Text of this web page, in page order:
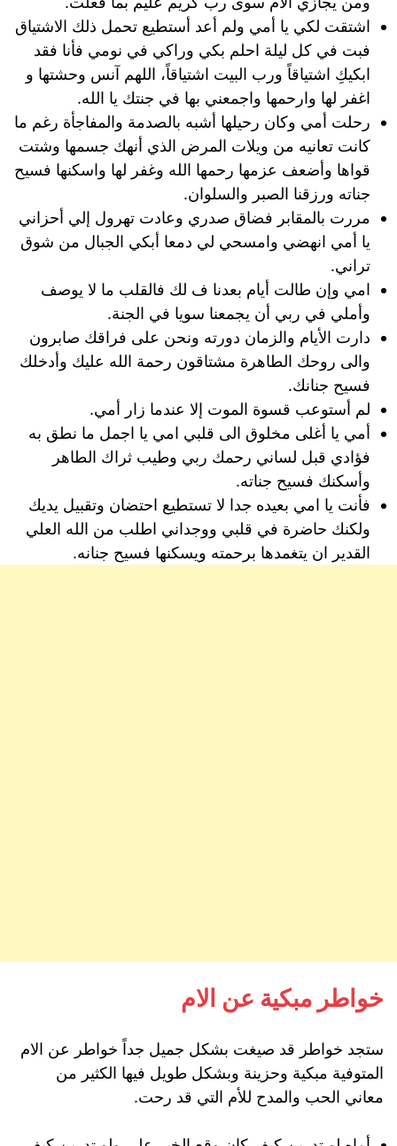
اشتقت لكي يا أمي ولم أعد أستطيع تحمل ذلك الاشتياق
فبت في كل ليلة احلم بكي وراكي في نومي فأنا فقد
ابكيكِ اشتياقاً ورب البيت اشتياقاً، اللهم آنس وحشتها و
اغفر لها وارحمها واجمعني بها في جنتك يا الله.
رحلت أمي وكان رحيلها أشبه بالصدمة والمفاجأة رغم ما
كانت تعانيه من ويلات المرض الذي أنهك جسمها وشتت
قواها وأضعف عزمها رحمها الله وغفر لها واسكنها فسيح
جناته ورزقنا الصبر والسلوان.
مررت بالمقابر فضاق صدري وعادت تهرول إلي أحزاني
يا أمي انهضي وامسحي لي دمعا أبكي الجبال من شوق
تراني.
امي وإن طالت أيام بعدنا ف لك فالقلب ما لا يوصف
وأملي في ربي أن يجمعنا سويا في الجنة.
دارت الأيام والزمان دورته ونحن على فراقك صابرون
والى روحك الطاهرة مشتاقون رحمة الله عليك وأدخلك
فسيح جنانك.
لم أستوعب قسوة الموت إلا عندما زار أمي.
أمي يا أغلى مخلوق الى قلبي امي يا اجمل ما نطق به
فؤادي قبل لساني رحمك ربي وطيب ثراك الطاهر
وأسكنك فسيح جناته.
فأنت يا امي بعيده جدا ﻻ تستطيع احتضان وتقبيل يديك
ولكنك حاضرة في قلبي ووجداني اطلب من الله العلي
القدير ان يتغمدها برحمته ويسكنها فسيح جنانه.
خواطر مبكية عن الام
ستجد خواطر قد صيغت بشكل جميل جداً خواطر عن الام
المتوفية مبكية وحزينة وبشكل طويل فيها الكثير من
معاني الحب والمدح للأم التي قد رحت.